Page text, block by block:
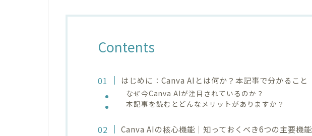
Contents
はじめに：Canva AIとは何か？本記事で分かること
なぜ今Canva AIが注目されているのか？
本記事を読むとどんなメリットがありますか？
Canva AIの核心機能｜知っておくべき6つの主要機能